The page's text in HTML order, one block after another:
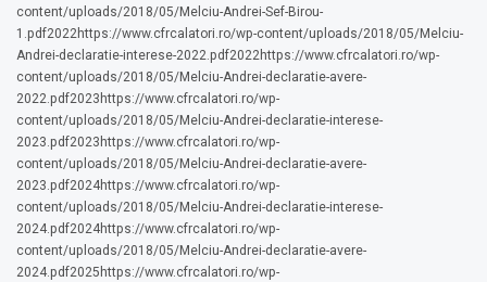
content/uploads/2018/05/Melciu-Andrei-Sef-Birou-
1.pdf2022https://www.cfrcalatori.ro/wp-content/uploads/2018/05/Melciu-
Andrei-declaratie-interese-2022.pdf2022https://www.cfrcalatori.ro/wp-
content/uploads/2018/05/Melciu-Andrei-declaratie-avere-
2022.pdf2023https://www.cfrcalatori.ro/wp-
content/uploads/2018/05/Melciu-Andrei-declaratie-interese-
2023.pdf2023https://www.cfrcalatori.ro/wp-
content/uploads/2018/05/Melciu-Andrei-declaratie-avere-
2023.pdf2024https://www.cfrcalatori.ro/wp-
content/uploads/2018/05/Melciu-Andrei-declaratie-interese-
2024.pdf2024https://www.cfrcalatori.ro/wp-
content/uploads/2018/05/Melciu-Andrei-declaratie-avere-
2024.pdf2025https://www.cfrcalatori.ro/wp-